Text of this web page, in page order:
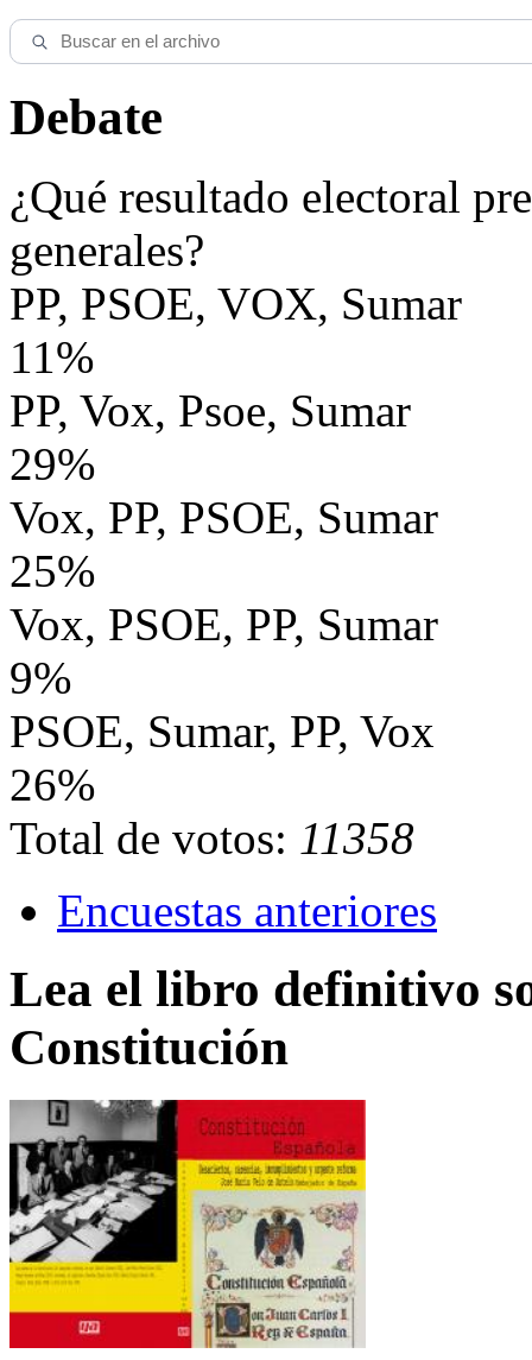
Debate
¿Qué resultado electoral
generales?
PP, PSOE, VOX, Sumar
11%
PP, Vox, Psoe, Sumar
29%
Vox, PP, PSOE, Sumar
25%
Vox, PSOE, PP, Sumar
9%
PSOE, Sumar, PP, Vox
26%
Total de votos: 11358
Encuestas anteriores
Lea el libro definitivo
Constitución